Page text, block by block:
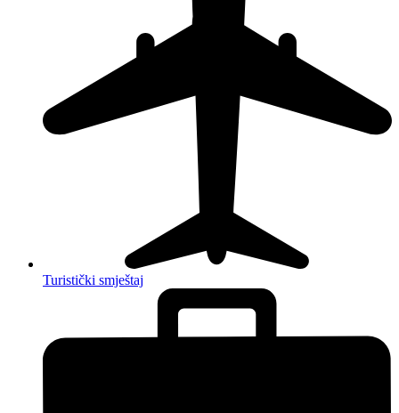
Turistički smještaj